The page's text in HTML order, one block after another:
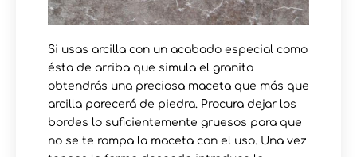
Si usas arcilla con un acabado especial como
ésta de arriba que simula el granito
obtendrás una preciosa maceta que más que
arcilla parecerá de piedra. Procura dejar los
bordes lo suficientemente gruesos para que
no se te rompa la maceta con el uso. Una vez